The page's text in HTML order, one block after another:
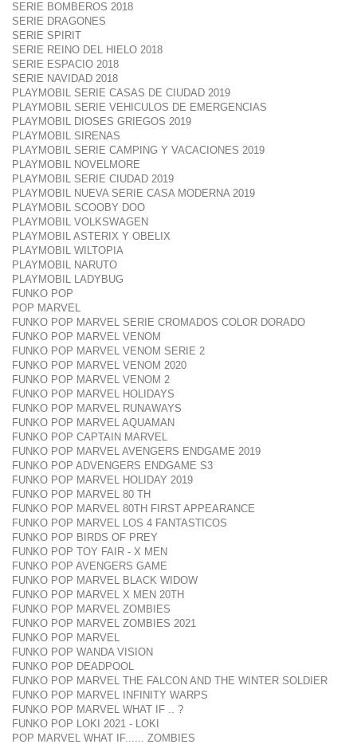
SERIE BOMBEROS 2018
SERIE DRAGONES
SERIE SPIRIT
SERIE REINO DEL HIELO 2018
SERIE ESPACIO 2018
SERIE NAVIDAD 2018
PLAYMOBIL SERIE CASAS DE CIUDAD 2019
PLAYMOBIL SERIE VEHICULOS DE EMERGENCIAS
PLAYMOBIL DIOSES GRIEGOS 2019
PLAYMOBIL SIRENAS
PLAYMOBIL SERIE CAMPING Y VACACIONES 2019
PLAYMOBIL NOVELMORE
PLAYMOBIL SERIE CIUDAD 2019
PLAYMOBIL NUEVA SERIE CASA MODERNA 2019
PLAYMOBIL SCOOBY DOO
PLAYMOBIL VOLKSWAGEN
PLAYMOBIL ASTERIX Y OBELIX
PLAYMOBIL WILTOPIA
PLAYMOBIL NARUTO
PLAYMOBIL LADYBUG
FUNKO POP
POP MARVEL
FUNKO POP MARVEL SERIE CROMADOS COLOR DORADO
FUNKO POP MARVEL VENOM
FUNKO POP MARVEL VENOM SERIE 2
FUNKO POP MARVEL VENOM 2020
FUNKO POP MARVEL VENOM 2
FUNKO POP MARVEL HOLIDAYS
FUNKO POP MARVEL RUNAWAYS
FUNKO POP MARVEL AQUAMAN
FUNKO POP CAPTAIN MARVEL
FUNKO POP MARVEL AVENGERS ENDGAME 2019
FUNKO POP ADVENGERS ENDGAME S3
FUNKO POP MARVEL HOLIDAY 2019
FUNKO POP MARVEL 80 TH
FUNKO POP MARVEL 80TH FIRST APPEARANCE
FUNKO POP MARVEL LOS 4 FANTASTICOS
FUNKO POP BIRDS OF PREY
FUNKO POP TOY FAIR - X MEN
FUNKO POP AVENGERS GAME
FUNKO POP MARVEL BLACK WIDOW
FUNKO POP MARVEL X MEN 20TH
FUNKO POP MARVEL ZOMBIES
FUNKO POP MARVEL ZOMBIES 2021
FUNKO POP MARVEL
FUNKO POP WANDA VISION
FUNKO POP DEADPOOL
FUNKO POP MARVEL THE FALCON AND THE WINTER SOLDIER
FUNKO POP MARVEL INFINITY WARPS
FUNKO POP MARVEL WHAT IF .. ?
FUNKO POP LOKI 2021 - LOKI
POP MARVEL WHAT IF...... ZOMBIES